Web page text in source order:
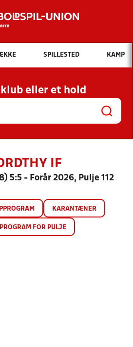
Hvad vil du søge efter?
INDHOLD OG NYHEDER
KLUBBER OG
HOLD
SPILLESTED KAMP
klub eller et hold
IF
5:5 - Forår 2026, Pulje 112
KARANTÆNER
FOR PULJE